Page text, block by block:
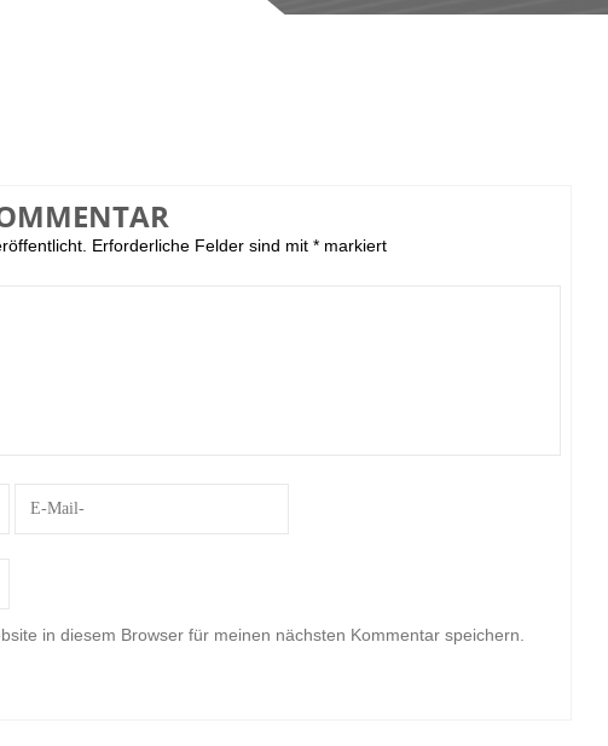
Erforderliche Felder sind mit *markiert
in diesem Browser für meinen nächsten Kommentar speichern.